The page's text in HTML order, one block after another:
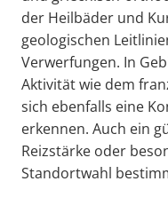
der Heilbäder und
geologischen
Verwerfungen. In
Aktivität wie dem
sich ebenfalls eine
erkennen. Auch ein
Reizstärke oder
Standortwahl